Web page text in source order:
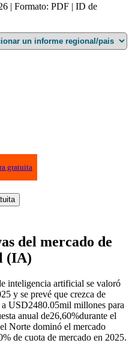
| Formato: PDF | ID de
gratuita
del mercado de
(IA)
inteligencia artificial se valoró
y se prevé que crezca de
USD2480.05mil millones para
anual de26,60%durante el
Norte dominó el mercado
de cuota de mercado en 2025.